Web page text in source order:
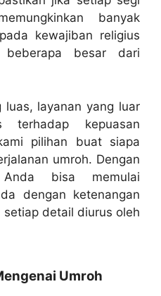
banyak
kewajiban religius
besar dari
luas, layanan yang luar
kepuasan
pilihan buat siapa
umroh. Dengan
bisa memulai
dengan ketenangan
detail diurus oleh
Umroh